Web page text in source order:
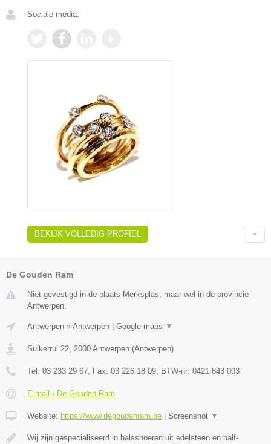
Sociale media:
BEKIJK VOLLEDIG PROFIEL
De Gouden Ram
Niet gevestigd in de plaats Merksplas, maar wel in de provincie
Antwerpen.
Antwerpen » Antwerpen Google maps ▼
Suikerrui 22, 2000 Antwerpen (Antwerpen)
Tel: 03 233 29 67, Fax: 03 226 18 09, BTW-nr: 0421 843 003
E-mail › De Gouden Ram
Website: https://www.degoudenram.be Screenshot ▼
Wij zijn gespecialiseerd in halssnoeren uit edelsteen en half-